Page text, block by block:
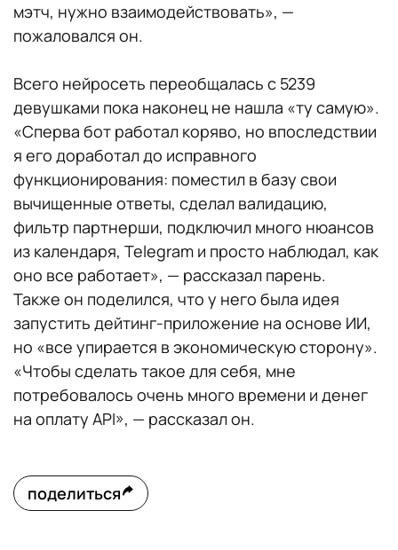
мэтч, нужно взаимодействовать», —
пожаловался он.
Всего нейросеть переобщалась с 5239
девушками пока наконец не нашла «ту самую».
«Сперва бот работал коряво, но впоследствии
я его доработал до исправного
функционирования: поместил в базу свои
вычищенные ответы, сделал валидацию,
фильтр партнерши, подключил много нюансов
из календаря, Telegram и просто наблюдал, как
оно все работает», — рассказал парень.
Также он поделился, что у него была идея
запустить дейтинг-приложение на основе ИИ,
но «все упирается в экономическую сторону».
«Чтобы сделать такое для себя, мне
потребовалось очень много времени и денег
на оплату АРІ», — рассказал он.
поделиться